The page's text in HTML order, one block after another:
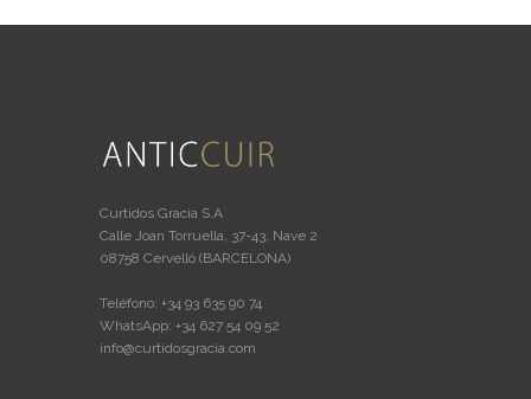
Curtidos Gracia S.A
Calle Joan Torruella, 37-43, Nave 2
08758 Cervelló (BARCELONA)
Teléfono: +34 93 635 90 74
WhatsApp: +34 627 54 09 52
info@curtidosgracia.com